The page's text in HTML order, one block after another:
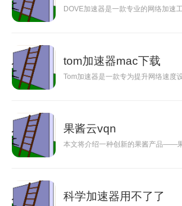
DOVE加速器是一款专业的网络加速
tom加速器mac下载
Tom加速器是一款专为提升网络速度
果酱云vqn
本文将介绍一种创新的果酱产品——
科学加速器用不了了